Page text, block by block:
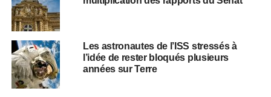
Les astronautes de l’ISS stressés à
l’idée de rester bloqués plusieurs
années sur Terre